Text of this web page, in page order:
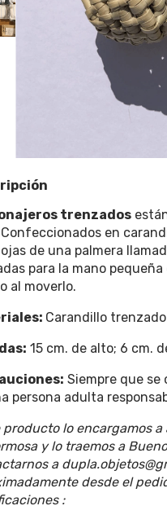
trenzados
Confeccionados en
de una palmera
para la mano
al moverlo.
Carandillo trenzado
15 cm. de alto; 6 cm.
Siempre que
persona adulta
producto lo encargamos
y lo traemos a
a
desde el
: